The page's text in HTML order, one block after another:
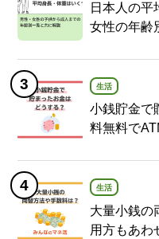
日本人の平
女性の年齢
生活
小銭貯金で
料無料で
生活
大量小銭の
用方もあわ